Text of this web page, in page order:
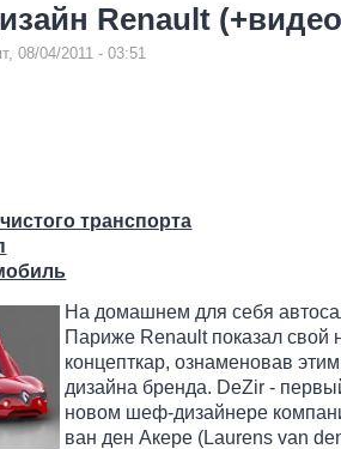
Renault
08/04/2011 - 03:51
транспорта
На домашнем для себя
Париже Renault показал свой
концепткар, ознаменовав
дизайна бренда. DeZir -
новом шеф-дизайнере
ван ден Акере (Laurens van